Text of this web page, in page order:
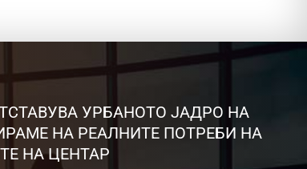
УРБАНОТО ЈАДРО НА
НА РЕАЛНИТЕ ПОТРЕБИ НА
НА ЦЕНТАР